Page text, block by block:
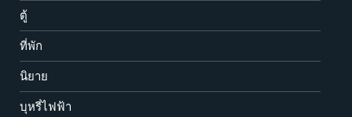
ตู้
ที่พัก
นิยาย
บุหรี่ไฟฟ้า